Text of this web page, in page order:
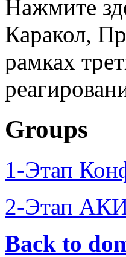
Нажмите
Каракол,
рамках
Groups
1-Этап
2-Этап
Back to